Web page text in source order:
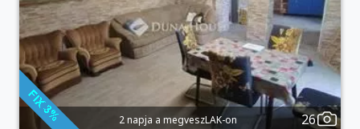
2 napja a megveszLAK-on 26